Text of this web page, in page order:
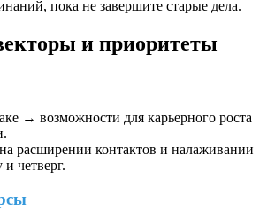
пока не завершите старые дела.
и приоритеты
→ возможности для карьерного роста
расширении контактов и налаживании
четверг.